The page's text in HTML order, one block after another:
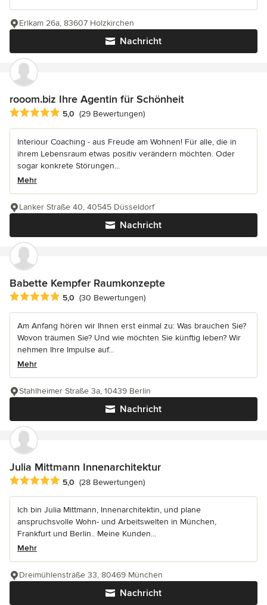
Nachricht
Erlkam 26a, 83607 Holzkirchen
rooom.biz Ihre Agentin für Schönheit
Durchschnittliche Bewertung: 5 von 5 Sternen
5,0 (29 Bewertungen)
Interiour Coaching - aus Freude am Wohnen! Für alle, die in
ihrem Lebensraum etwas positiv verändern möchten. Oder
sogar konkrete Störungen...
Mehr
Nachricht
Lanker Straße 40, 40545 Düsseldorf
Babette Kempfer Raumkonzepte
Durchschnittliche Bewertung: 5 von 5 Sternen
5,0 (30 Bewertungen)
Am Anfang hören wir Ihnen erst einmal zu: Was brauchen Sie?
Wovon träumen Sie? Und wie möchten Sie künftig leben? Wir
nehmen Ihre Impulse auf...
Mehr
Nachricht
Stahlheimer Straße 3a, 10439 Berlin
Julia Mittmann Innenarchitektur
Durchschnittliche Bewertung: 5 von 5 Sternen
5,0 (28 Bewertungen)
Ich bin Julia Mittmann, Innenarchitektin, und plane
anspruchsvolle Wohn- und Arbeitswelten in München,
Frankfurt und Berlin.. Meine Kunden...
Mehr
Nachricht
Dreimühlenstraße 33, 80469 München